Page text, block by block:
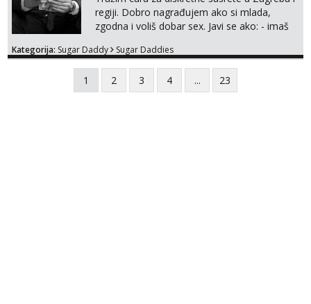
regiji. Dobro nagrađujem ako si mlada,
zgodna i voliš dobar sex. Javi se ako: - imaš
kosu - se dobro ljubiš - si fleksibilna s
vremenom (jer ga nemam previše) i
dostupna radnim danom (vikendi i noći su za
obitelj) - vodiš brigu o zdravlju i koristiš
Kategorija: Sugar Daddy Sugar Daddies
1 2 3 4 ... 23